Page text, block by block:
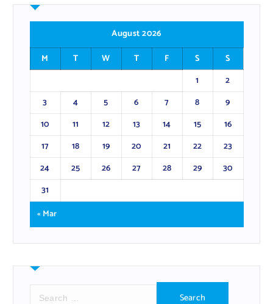
August 2026
M
T W T F S
S
1
2
3
4 5 6 7 8
9
10
11 12 13 14 15
16
17
18 19 20 21 22
23
24
25 26 27 28 29
30
31
« Mar